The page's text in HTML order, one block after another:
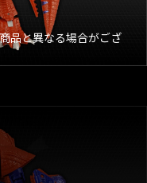
品と異なる場合がござ